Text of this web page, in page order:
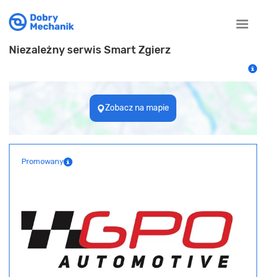
Toggle
Niezależny serwis Smart Zgierz
Zobacz na mapie
Promowany